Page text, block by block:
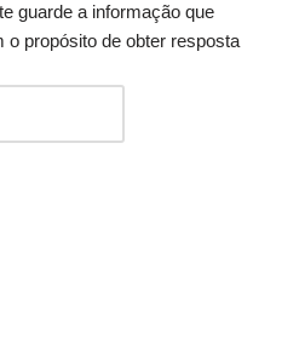
guarde a informação que
o propósito de obter resposta